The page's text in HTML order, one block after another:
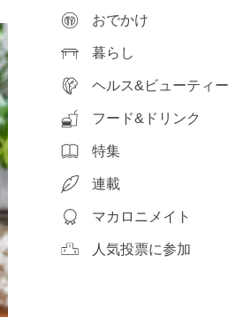
おでかけ
暮らし
ヘルス&ビューティー
フード&ドリンク
特集
連載
マカロニメイト
人気投票に参加